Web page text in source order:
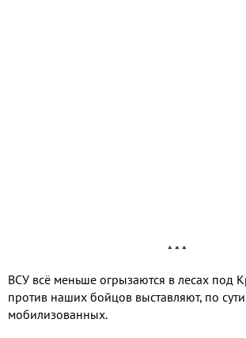
* * *
ВСУ всё меньше огрызаются в лесах под
против наших бойцов выставляют, по
мобилизованных.